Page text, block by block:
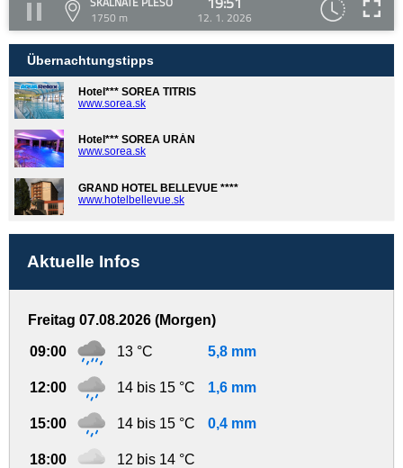
1750 m
12. 1. 2026
Übernachtungstipps
Hotel*** SOREA TITRIS
www.sorea.sk
Hotel*** SOREA URÁN
www.sorea.sk
GRAND HOTEL BELLEVUE ****
www.hotelbellevue.sk
Aktuelle Infos
Freitag 07.08.2026 (Morgen)
09:00 13 °C 5,8 mm
12:00 14 bis 15 °C 1,6 mm
15:00 14 bis 15 °C 0,4 mm
18:00 12 bis 14 °C